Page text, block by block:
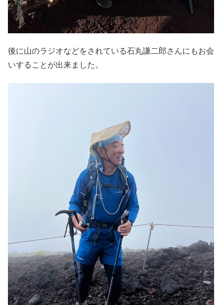
後に山のラジオなどをされている石丸謙二郎さんにもお会
いすることが出来ました。